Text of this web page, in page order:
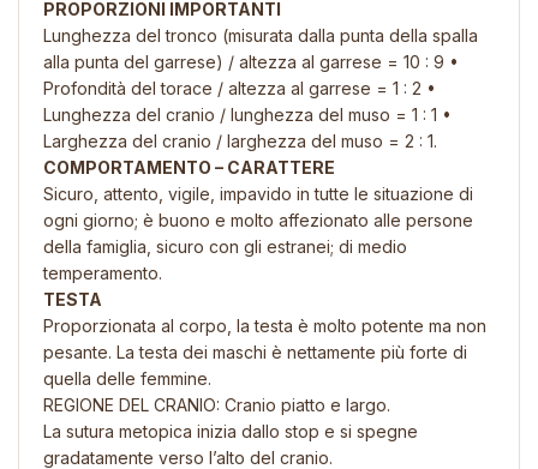
PROPORZIONI IMPORTANTI
Lunghezza del tronco (misurata dalla punta della spalla
alla punta del garrese) / altezza al garrese = 10 : 9 •
Profondità del torace / altezza al garrese = 1 : 2 •
Lunghezza del cranio / lunghezza del muso = 1 : 1 •
Larghezza del cranio / larghezza del muso = 2 : 1.
COMPORTAMENTO – CARATTERE
Sicuro, attento, vigile, impavido in tutte le situazione di
ogni giorno; è buono e molto affezionato alle persone
della famiglia, sicuro con gli estranei; di medio
temperamento.
TESTA
Proporzionata al corpo, la testa è molto potente ma non
pesante. La testa dei maschi è nettamente più forte di
quella delle femmine.
REGIONE DEL CRANIO: Cranio piatto e largo.
La sutura metopica inizia dallo stop e si spegne
gradatamente verso l’alto del cranio.